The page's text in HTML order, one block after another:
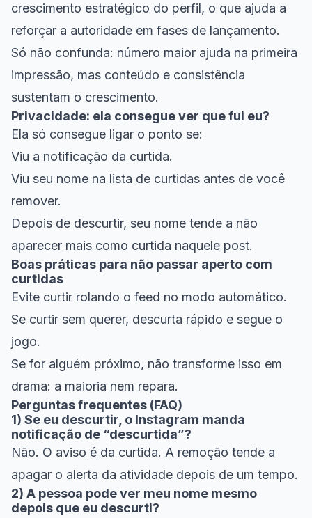
crescimento estratégico do perfil, o que ajuda a
reforçar a autoridade em fases de lançamento.
Só não confunda: número maior ajuda na primeira
impressão, mas conteúdo e consistência
sustentam o crescimento.
Privacidade: ela consegue ver que fui eu?
Ela só consegue ligar o ponto se:
Viu a notificação da curtida.
Viu seu nome na lista de curtidas antes de você
remover.
Depois de descurtir, seu nome tende a não
aparecer mais como curtida naquele post.
Boas práticas para não passar aperto com
curtidas
Evite curtir rolando o feed no modo automático.
Se curtir sem querer, descurta rápido e segue o
jogo.
Se for alguém próximo, não transforme isso em
drama: a maioria nem repara.
Perguntas frequentes (FAQ)
1) Se eu descurtir, o Instagram manda
notificação de “descurtida”?
Não. O aviso é da curtida. A remoção tende a
apagar o alerta da atividade depois de um tempo.
2) A pessoa pode ver meu nome mesmo
depois que eu descurti?